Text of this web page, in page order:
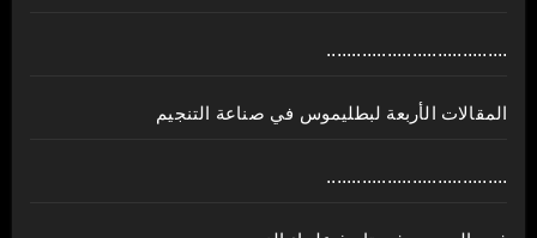
....................................
المقالات الأربعة لبطليموس في صناعة التنجيم
....................................